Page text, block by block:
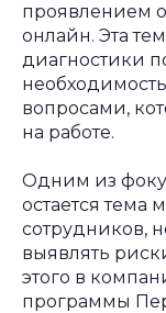
проявлением
онлайн. Эта
диагностики
вопросами,
на работе.
Одним из
остается тема
сотрудников,
выявлять
этого в
программы